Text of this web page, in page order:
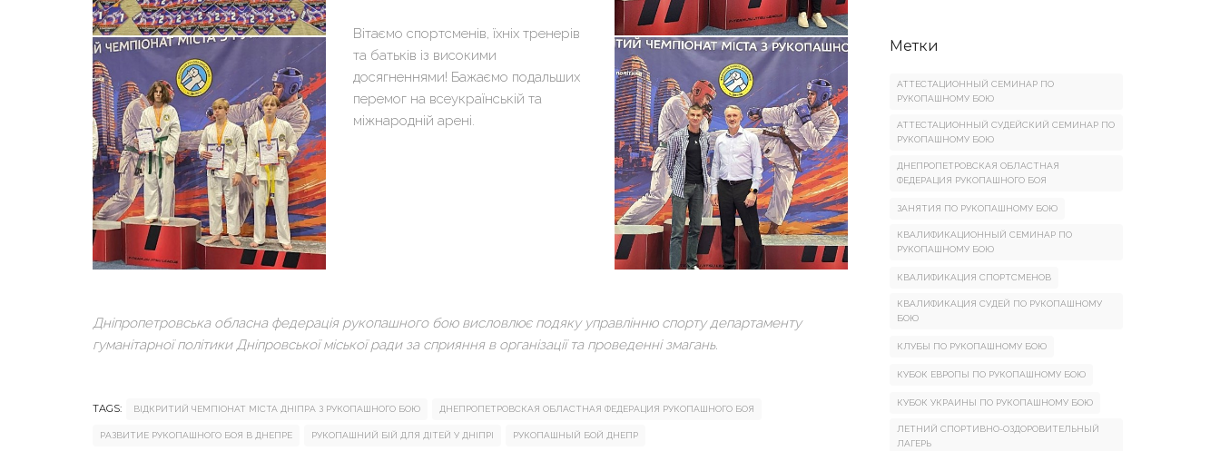
Вітаємо спортсменів, їхніх тренерів
та батьків із високими
досягненнями! Бажаємо подальших
перемог на всеукраїнській та
міжнародній арені.
Дніпропетровська обласна федерація рукопашного бою висловлює подяку управлінню спорту департаменту
гуманітарної політики Дніпровської міської ради за сприяння в організації та проведенні змагань.
TAGS: ВІДКРИТИЙ ЧЕМПІОНАТ МІСТА ДНІПРА З РУКОПАШНОГО БОЮ ДНЕПРОПЕТРОВСКАЯ ОБЛАСТНАЯ ФЕДЕРАЦИЯ РУКОПАШНОГО БОЯ
РАЗВИТИЕ РУКОПАШНОГО БОЯ В ДНЕПРЕ РУКОПАШНИЙ БІЙ ДЛЯ ДІТЕЙ У ДНІПРІ РУКОПАШНЫЙ БОЙ ДНЕПР
Метки
АТТЕСТАЦИОННЫЙ СЕМИНАР ПО
РУКОПАШНОМУ БОЮ
АТТЕСТАЦИОННЫЙ СУДЕЙСКИЙ СЕМИНАР ПО
РУКОПАШНОМУ БОЮ
ДНЕПРОПЕТРОВСКАЯ ОБЛАСТНАЯ
ФЕДЕРАЦИЯ РУКОПАШНОГО БОЯ
ЗАНЯТИЯ ПО РУКОПАШНОМУ БОЮ
КВАЛИФИКАЦИОННЫЙ СЕМИНАР ПО
РУКОПАШНОМУ БОЮ
КВАЛИФИКАЦИЯ СПОРТСМЕНОВ
КВАЛИФИКАЦИЯ СУДЕЙ ПО РУКОПАШНОМУ
БОЮ
КЛУБЫ ПО РУКОПАШНОМУ БОЮ
КУБОК ЕВРОПЫ ПО РУКОПАШНОМУ БОЮ
КУБОК УКРАИНЫ ПО РУКОПАШНОМУ БОЮ
ЛЕТНИЙ СПОРТИВНО-ОЗДОРОВИТЕЛЬНЫЙ
ЛАГЕРЬ